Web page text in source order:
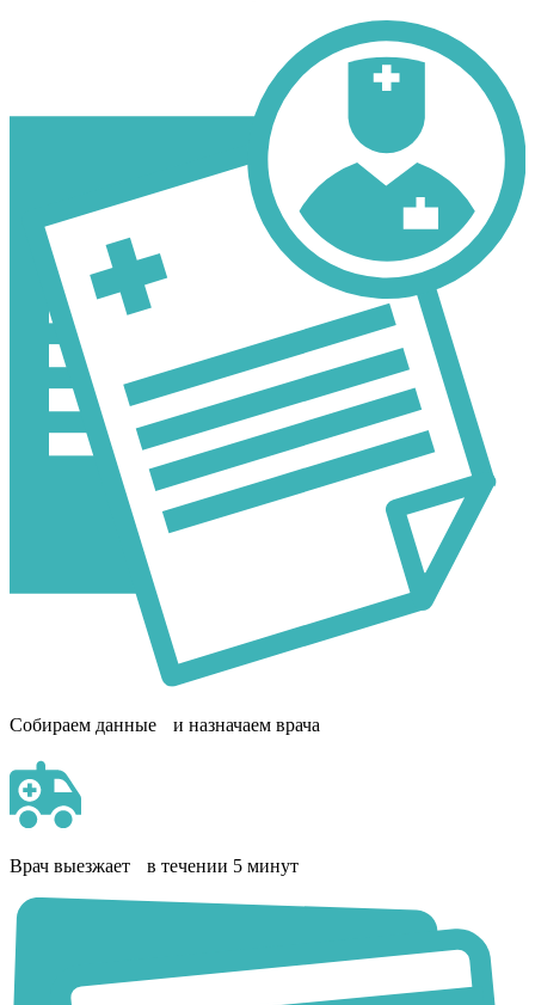
Собираем данные и назначаем врача
Врач выезжает в течении 5 минут